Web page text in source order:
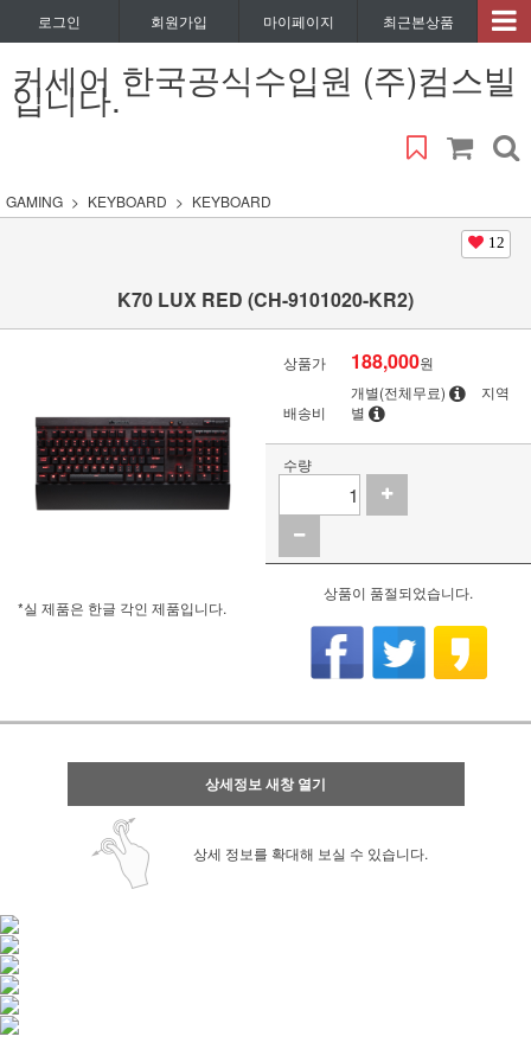
로그인 회원가입 마이페이지 최근본상품
커세어 한국공식수입원 (주)컴스빌
입니다.
GAMING KEYBOARD KEYBOARD
12
K70 LUX RED (CH-9101020-KR2)
*실 제품은 한글 각인 제품입니다.
상품가 188,000원
배송비
개별(전체무료)
지역
별
수량
상품이 품절되었습니다.
상세정보 새창 열기
상세 정보를 확대해 보실 수 있습니다.